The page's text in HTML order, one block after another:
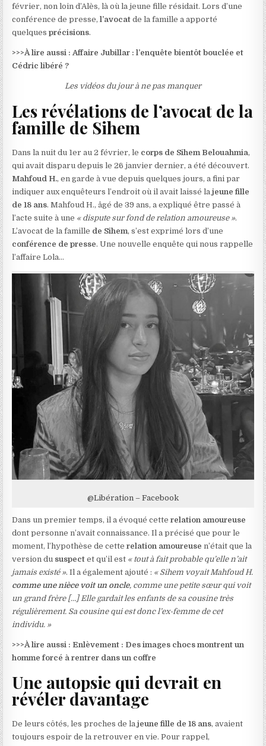
février, non loin d’Alès, là où la jeune fille résidait. Lors d’une
conférence de presse,l’avocat de la famille a apporté
quelquesprécisions.
>>>À lire aussi : Affaire Jubillar : l’enquête bientôt bouclée et
Cédric libéré ?
Les vidéos du jour à ne pas manquer
Les révélations de l’avocat de la
famille de Sihem
Dans la nuit du 1er au 2 février, le corps de Sihem Belouahmia,
qui avait disparu depuis le 26 janvier dernier, a été découvert.
Mahfoud H., en garde à vue depuis quelques jours, a fini par
indiquer aux enquêteurs l’endroit où il avait laissé lajeune fille
de 18 ans. Mahfoud H., âgé de 39 ans, a expliqué être passé à
l’acte suite à une « dispute sur fond de relation amoureuse ».
L’avocat de la famille de Sihem, s’est exprimé lors d’une
conférence de presse. Une nouvelle enquête qui nous rappelle
l’affaire Lola…
@Libération – Facebook
Dans un premier temps, il a évoqué cetterelation amoureuse
dont personne n’avait connaissance. Il a précisé que pour le
moment, l’hypothèse de cetterelation amoureuse n’était que la
version du suspect et qu’il est « tout à fait probable qu’elle n’ait
jamais existé ». Il a également ajouté : « Sihem voyait Mahfoud H.
comme une nièce voit un oncle, comme une petite sœur qui voit
un grand frère […] Elle gardait les enfants de sa cousine très
régulièrement. Sa cousine qui est donc l’ex-femme de cet
individu. »
>>>À lire aussi : Enlèvement : Des images chocs montrent un
homme forcé à rentrer dans un coffre
Une autopsie qui devrait en
révéler davantage
De leurs côtés, les proches de lajeune fille de 18 ans, avaient
toujours espoir de la retrouver en vie. Pour rappel,